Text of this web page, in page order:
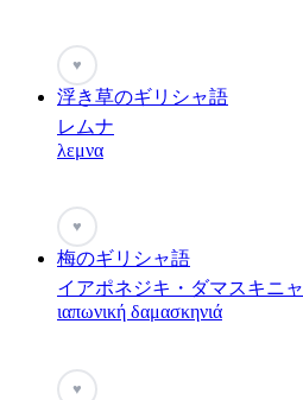
♥
浮き草のギリシャ語
レムナ
λεμνα
♥
梅のギリシャ語
イアポネジキ・ダマスキニャ
ιαπωνική δαμασκηνιά
♥